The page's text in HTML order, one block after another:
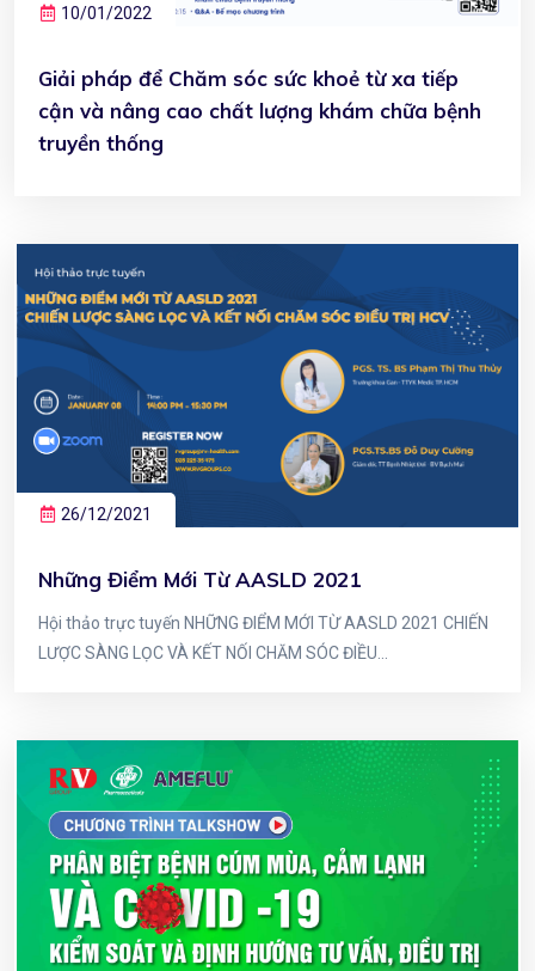
10/01/2022
Giải pháp để Chăm sóc sức khoẻ từ xa tiếp
cận và nâng cao chất lượng khám chữa bệnh
truyền thống
26/12/2021
Những Điểm Mới Từ AASLD 2021
Hội thảo trực tuyến NHỮNG ĐIỂM MỚI TỪ AASLD 2021 CHIẾN
LƯỢC SÀNG LỌC VÀ KẾT NỐI CHĂM SÓC ĐIỀU...